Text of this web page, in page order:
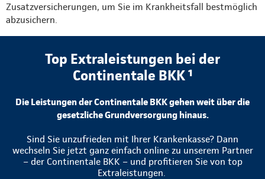
Zusatzversicherungen, um Sie im Krankheitsfall bestmöglich
abzusichern.
Top Extraleistungen bei der
Continentale BKK ¹
Die Leistungen der Continentale BKK gehen weit über die
gesetzliche Grundversorgung hinaus.
Sind Sie unzufrieden mit Ihrer Krankenkasse? Dann
wechseln Sie jetzt ganz einfach online zu unserem Partner
– der Continentale BKK – und profitieren Sie von top
Extraleistungen.